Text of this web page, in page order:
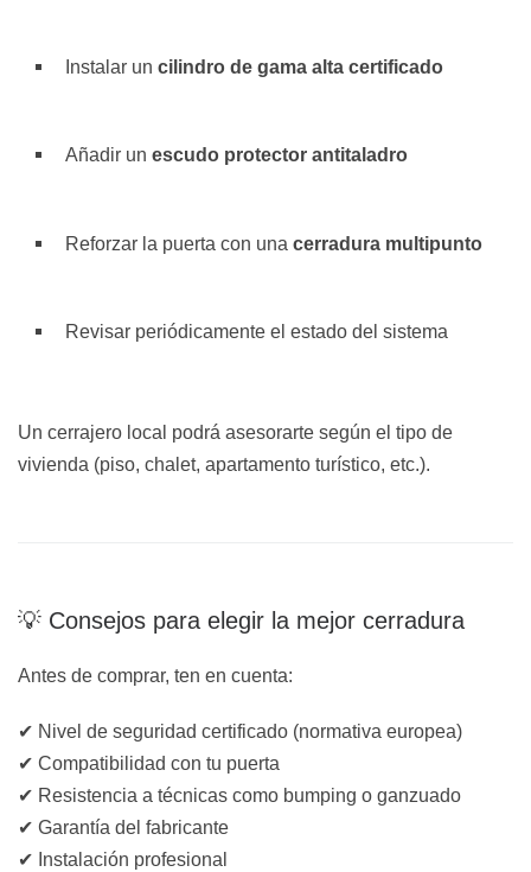
Instalar un cilindro de gama alta certificado
Añadir un escudo protector antitaladro
Reforzar la puerta con una cerradura multipunto
Revisar periódicamente el estado del sistema
Un cerrajero local podrá asesorarte según el tipo de
vivienda (piso, chalet, apartamento turístico, etc.).
💡 Consejos para elegir la mejor cerradura
Antes de comprar, ten en cuenta:
✔ Nivel de seguridad certificado (normativa europea)
✔ Compatibilidad con tu puerta
✔ Resistencia a técnicas como bumping o ganzuado
✔ Garantía del fabricante
✔ Instalación profesional